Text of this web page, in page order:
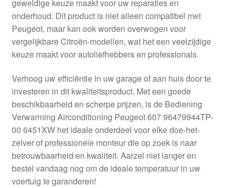
Over ons
Privacybeleid
Winkelwagen
geweldige keuze maakt voor uw reparaties en
onderhoud. Dit product is niet alleen compatibel met
Peugeot, maar kan ook worden overwogen voor
vergelijkbare Citroën-modellen, wat het een veelzijdige
keuze maakt voor autoliefhebbers en professionals.
Verhoog uw efficiëntie in uw garage of aan huis door te
investeren in dit kwaliteitsproduct. Met een goede
beschikbaarheid en scherpe prijzen, is de Bediening
Verwarming Airconditioning Peugeot 607 96479944TP-
00 6451XW het ideale onderdeel voor elke doe-het-
zelver of professionele monteur die op zoek is naar
betrouwbaarheid en kwaliteit. Aarzel niet langer en
bestel vandaag nog om de ideale temperatuur in uw
voertuig te garanderen!